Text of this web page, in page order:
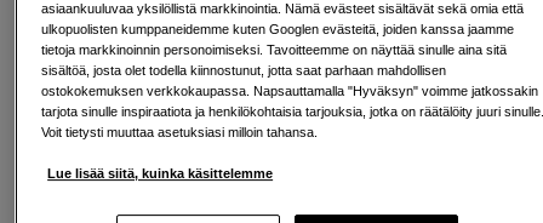
Ilmainen toimitus yli 200 EUR ostoksille
Osta nyt ja maksa myöhemmin
asiaankuuluvaa yksilöllistä markkinointia. Nämä evästeet sisältävät sekä omia että
ulkopuolisten kumppaneidemme kuten Googlen evästeitä, joiden kanssa jaamme
tietoja markkinoinnin personoimiseksi. Tavoitteemme on näyttää sinulle aina sitä
sisältöä, josta olet todella kiinnostunut, jotta saat parhaan mahdollisen
ostokokemuksen verkkokaupassa. Napsauttamalla "Hyväksyn" voimme jatkossakin
tarjota sinulle inspiraatiota ja henkilökohtaisia tarjouksia, jotka on räätälöity juuri
Voit tietysti muuttaa asetuksiasi milloin tahansa.
Lue lisää siitä, kuinka käsittelemme